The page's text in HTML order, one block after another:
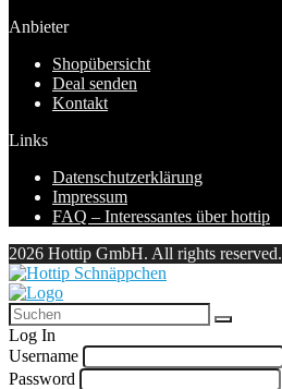
Anbieter
Shopübersicht
Deal senden
Kontakt
Links
Datenschutzerklärung
Impressum
FAQ – Interessantes über hottip
2026 Hottip GmbH. All rights reserved.
Log In
Username
Password